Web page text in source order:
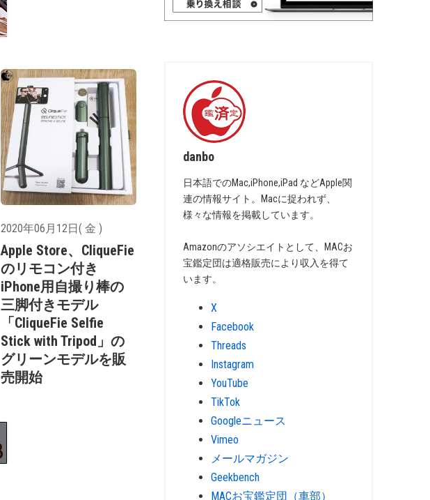
2020年06月12日( 金 )
Apple Store、CliqueFie
のリモコン付き
iPhone用自撮り棒の
三脚付きモデル
「CliqueFie Selfie
Stick with Tripod」の
グリーンモデルを販
売開始
danbo
日本語でのMac,iPhone,iPad などApple関
連の情報サイト。Macに捉われず、
様々な情報を掲載しています。
Amazonのアソシエイトとして、MACお
宝鑑定団は適格販売により収入を得て
います。
X
Facebook
Threads
Instagram
YouTube
TikTok
Googleニュース
Vimeo
メールマガジン
Geekbench
MACお宝鑑定団（車部）